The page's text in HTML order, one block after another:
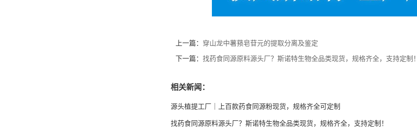
上一篇： 穿山龙中薯蓣皂苷元的提取分离及鉴定
下一篇： 找药食同源原料源头厂？斯诺特生物全品类现货，规格齐全，支持定制！
相关新闻：
源头植提工厂｜上百款药食同源粉现货，规格齐全可定制
找药食同源原料源头厂？斯诺特生物全品类现货，规格齐全，支持定制！